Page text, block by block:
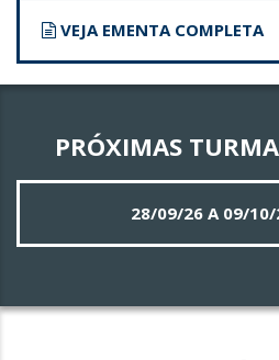
VEJA EMENTA COMPLETA
PRÓXIMAS
28/09/26 A 09/10/